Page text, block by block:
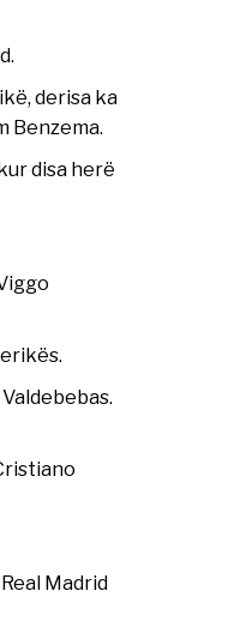
derisa ka
Benzema.
disa herë
Madrid